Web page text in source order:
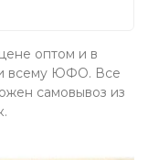
оптом и в
и всему ЮФО. Все
самовывоз из